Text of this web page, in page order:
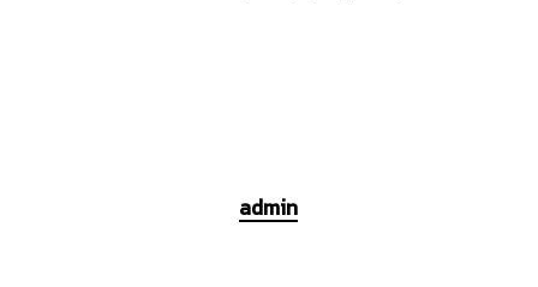
admin